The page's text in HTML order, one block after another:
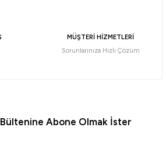
MÜŞTERİ HİZMETLERİ
Sorunlarınıza Hızlı Çözüm
Abone Olmak İster